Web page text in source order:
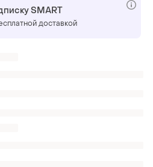
SMART
доставкой